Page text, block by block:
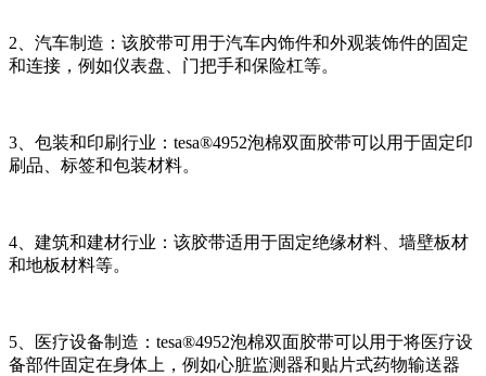
2、汽车制造：该胶带可用于汽车内饰件和外观装饰件的固定
和连接，例如仪表盘、门把手和保险杠等。
3、包装和印刷行业：tesa®4952泡棉双面胶带可以用于固定印
刷品、标签和包装材料。
4、建筑和建材行业：该胶带适用于固定绝缘材料、墙壁板材
和地板材料等。
5、医疗设备制造：tesa®4952泡棉双面胶带可以用于将医疗设
备部件固定在身体上，例如心脏监测器和贴片式药物输送器